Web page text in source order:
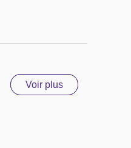
Voir plus